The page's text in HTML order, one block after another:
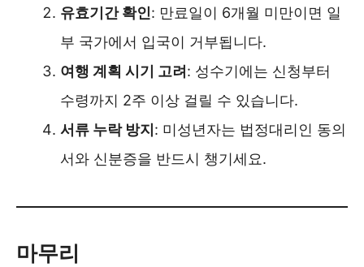
유효기간 확인: 만료일이 6개월 미만이면 일
부 국가에서 입국이 거부됩니다.
여행 계획 시기 고려 : 성수기에는 신청부터
수령까지 2주 이상 걸릴 수 있습니다.
서류 누락 방지 : 미성년자는 법정대리인 동의
서와 신분증을 반드시 챙기세요.
마무리